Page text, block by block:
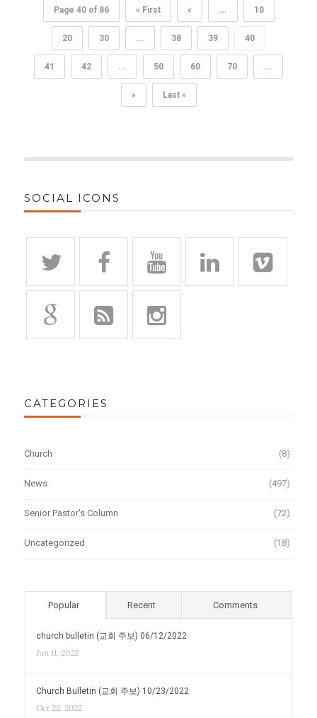
Page 40 of 86 « First « ... 10
20 30 ... 38 39 40
41 42 ... 50 60 70 ...
» Last »
SOCIAL ICONS
CATEGORIES
Church (8)
News (497)
Senior Pastor's Column (72)
Uncategorized (18)
Popular Recent Comments
church bulletin (교회 주보) 06/12/2022
Jun 11, 2022
Church Bulletin (교회 주보) 10/23/2022
Oct 22, 2022